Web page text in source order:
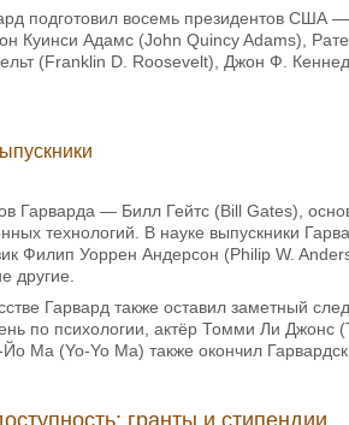
подготовил восемь президентов
Куинси Адамс (John Quincy Adams),
(Franklin D. Roosevelt), Джон Ф.
Гарварда — Билл Гейтс (Bill Gates),
технологий. В науке выпускники
Филип Уоррен Андерсон (Philip W.
другие.
Гарвард также оставил заметный
по психологии, актёр Томми Ли
Ма (Yo-Yo Ma) также окончил
гранты и стипендии